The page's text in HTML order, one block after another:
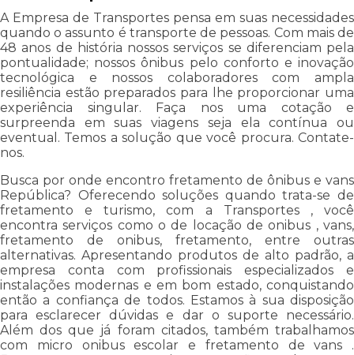
A Empresa de Transportes pensa em suas necessidades
quando o assunto é transporte de pessoas. Com mais de
48 anos de história nossos serviços se diferenciam pela
pontualidade; nossos ônibus pelo conforto e inovação
tecnológica e nossos colaboradores com ampla
resiliência estão preparados para lhe proporcionar uma
experiência singular. Faça nos uma cotação e
surpreenda em suas viagens seja ela contínua ou
eventual. Temos a solução que você procura. Contate-
nos.
Busca por onde encontro fretamento de ônibus e vans
República? Oferecendo soluções quando trata-se de
fretamento e turismo, com a Transportes , você
encontra serviços como o de locação de onibus , vans,
fretamento de onibus, fretamento, entre outras
alternativas. Apresentando produtos de alto padrão, a
empresa conta com profissionais especializados e
instalações modernas e em bom estado, conquistando
então a confiança de todos. Estamos à sua disposição
para esclarecer dúvidas e dar o suporte necessário.
Além dos que já foram citados, também trabalhamos
com micro onibus escolar e fretamento de vans .